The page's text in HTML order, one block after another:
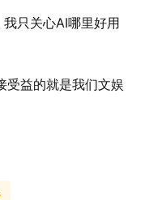
只关心AI哪里好用
受益的就是我们文娱